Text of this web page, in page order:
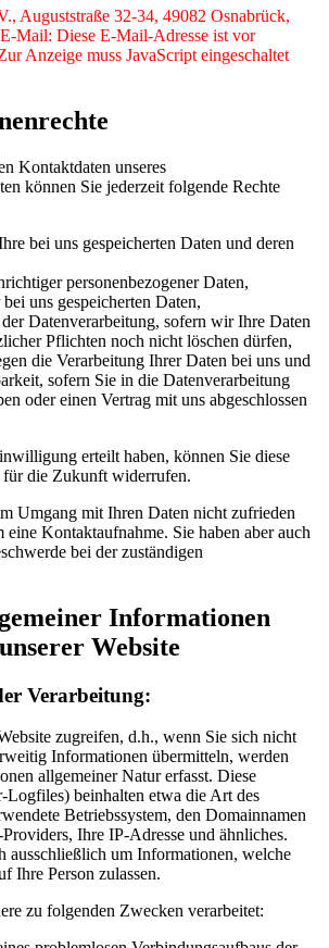
Auguststraße 32-34, 49082 Osnabrück,
Mail: Diese E-Mail-Adresse ist vor
Anzeige muss JavaScript eingeschaltet
Kontaktdaten unseres
können Sie jederzeit folgende Rechte
bei uns gespeicherten Daten und deren
personenbezogener Daten,
uns gespeicherten Daten,
Datenverarbeitung, sofern wir Ihre Daten
Pflichten noch nicht löschen dürfen,
die Verarbeitung Ihrer Daten bei uns und
sofern Sie in die Datenverarbeitung
oder einen Vertrag mit uns abgeschlossen
erteilt haben, können Sie diese
die Zukunft widerrufen.
Umgang mit Ihren Daten nicht zufrieden
Kontaktaufnahme. Sie haben aber auch
bei der zuständigen
Informationen
Website
Verarbeitung:
zugreifen, d.h., wenn Sie sich nicht
Informationen übermitteln, werden
allgemeiner Natur erfasst. Diese
Logfiles) beinhalten etwa die Art des
Betriebssystem, den Domainnamen
Ihre IP-Adresse und ähnliches.
ausschließlich um Informationen, welche
Ihre Person zulassen.
zu folgenden Zwecken verarbeitet: